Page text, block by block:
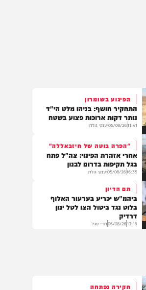
הפיגוע בשומרון
התחקיר חושף: בניהו מלט הי"ד
נותר דקות ארוכות פצוע בשטח
11:41
05/08/26יענקי גולדן
"הפרה בוטה של חיזבאללה"
אחרי אזהרת הפינוי: צה"ל פתח
בגל תקיפות בדרום לבנון
16:35
05/08/26 יענקי גולדן
תם הדיון
ביהמ"ש יכריע בערעור האלוף
בלוט נגד ביטול הצו לטל ינון